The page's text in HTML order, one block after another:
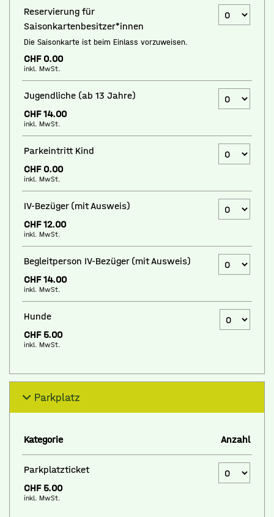
Reservierung für
Saisonkartenbesitzer*innen
Die Saisonkarte ist beim Einlass vorzuweisen.
CHF 0.00
inkl. MwSt.
Anzahl
Jugendliche (ab 13 Jahre)
CHF 14.00
inkl. MwSt.
Anzahl
Parkeintritt Kind
CHF 0.00
inkl. MwSt.
Anzahl
IV-Bezüger (mit Ausweis)
CHF 12.00
inkl. MwSt.
Anzahl
Begleitperson IV-Bezüger (mit Ausweis)
CHF 14.00
inkl. MwSt.
Anzahl
Hunde
CHF 5.00
inkl. MwSt.
Anzahl
Parkplatz
Kategorie Anzahl
Parkplatzticket
CHF 5.00
inkl. MwSt.
Anzahl Tickets